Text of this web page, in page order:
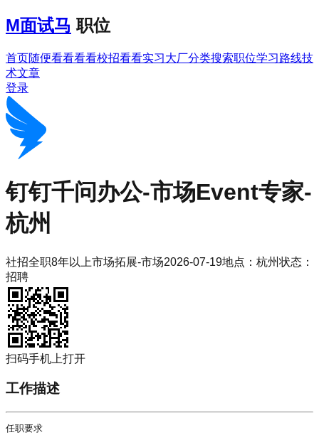
M面试马 职位
首页随便看看看看校招看看实习大厂分类搜索职位学习路线技
术文章
登录
钉钉千问办公-市场Event专家-
杭州
社招全职8年以上市场拓展-市场2026-07-19地点： 杭州状态：
招聘
扫码手机上打开
工作描述
任职要求